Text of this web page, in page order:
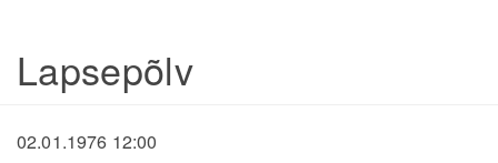
Lapsepõlv
02.01.1976 12:00